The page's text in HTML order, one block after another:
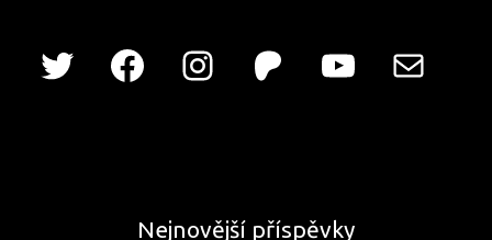
Nejnovější příspěvky